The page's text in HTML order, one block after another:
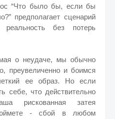
“Что было бы, если бы
предполагает сценарий
без потерь
о неудаче, мы обычно
преувеличенно и боимся
ее образ. Но если
себе, что действительно
рискованная затея
- сбой в любом